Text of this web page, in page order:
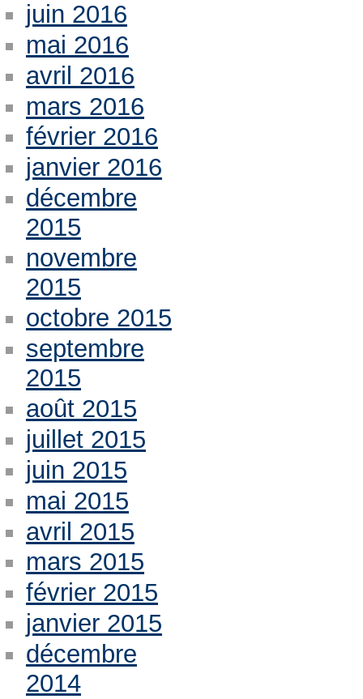
juin 2016
mai 2016
avril 2016
mars 2016
février 2016
janvier 2016
décembre
2015
novembre
2015
octobre 2015
septembre
2015
août 2015
juillet 2015
juin 2015
mai 2015
avril 2015
mars 2015
février 2015
janvier 2015
décembre
2014